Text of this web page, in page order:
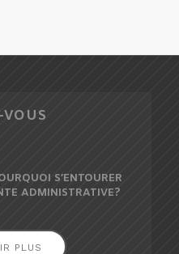
S’ENTOURER
ADMINISTRATIVE?
PLUS